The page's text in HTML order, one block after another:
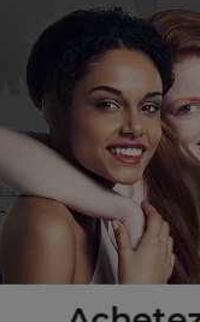
Glaze
Vierge